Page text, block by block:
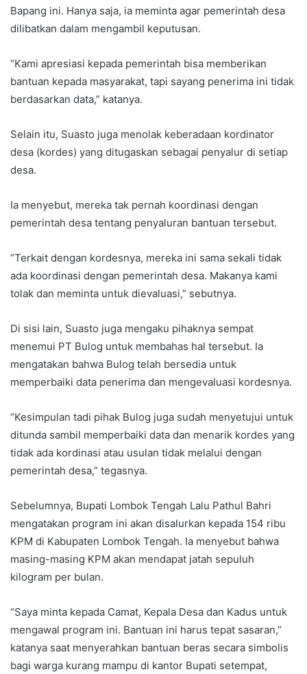
Bapang ini. Hanya saja, ia meminta agar pemerintah desa
dilibatkan dalam mengambil keputusan.
“Kami apresiasi kepada pemerintah bisa memberikan
bantuan kepada masyarakat, tapi sayang penerima ini tidak
berdasarkan data,” katanya.
Selain itu, Suasto juga menolak keberadaan kordinator
desa (kordes) yang ditugaskan sebagai penyalur di setiap
desa.
Ia menyebut, mereka tak pernah koordinasi dengan
pemerintah desa tentang penyaluran bantuan tersebut.
“Terkait dengan kordesnya, mereka ini sama sekali tidak
ada koordinasi dengan pemerintah desa. Makanya kami
tolak dan meminta untuk dievaluasi,” sebutnya.
Di sisi lain, Suasto juga mengaku pihaknya sempat
menemui PT Bulog untuk membahas hal tersebut. Ia
mengatakan bahwa Bulog telah bersedia untuk
memperbaiki data penerima dan mengevaluasi kordesnya.
“Kesimpulan tadi pihak Bulog juga sudah menyetujui untuk
ditunda sambil memperbaiki data dan menarik kordes yang
tidak ada kordinasi atau usulan tidak melalui dengan
pemerintah desa,” tegasnya.
Sebelumnya, Bupati Lombok Tengah Lalu Pathul Bahri
mengatakan program ini akan disalurkan kepada 154 ribu
KPM di Kabupaten Lombok Tengah. Ia menyebut bahwa
masing-masing KPM akan mendapat jatah sepuluh
kilogram per bulan.
“Saya minta kepada Camat, Kepala Desa dan Kadus untuk
mengawal program ini. Bantuan ini harus tepat sasaran,”
katanya saat menyerahkan bantuan beras secara simbolis
bagi warga kurang mampu di kantor Bupati setempat,